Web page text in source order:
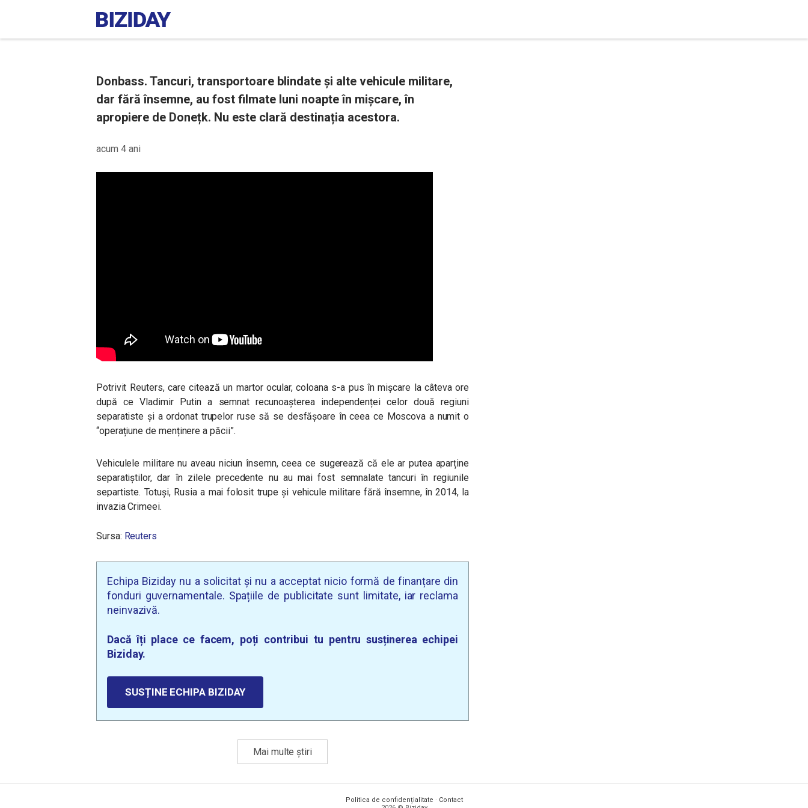
Donbass. Tancuri, transportoare blindate și alte vehicule militare,
dar fără însemne, au fost filmate luni noapte în mișcare, în
apropiere de Donețk. Nu este clară destinația acestora.
acum 4 ani
Potrivit Reuters, care citează un martor ocular, coloana s-a pus în mișcare la câteva ore
după ce Vladimir Putin a semnat recunoașterea independenței celor două regiuni
separatiste și a ordonat trupelor ruse să se desfășoare în ceea ce Moscova a numit o
“operațiune de menținere a păcii”.
Vehiculele militare nu aveau niciun însemn, ceea ce sugerează că ele ar putea aparține
separatiștilor, dar în zilele precedente nu au mai fost semnalate tancuri în regiunile
separtiste. Totuși, Rusia a mai folosit trupe și vehicule militare fără însemne, în 2014, la
invazia Crimeei.
Sursa: Reuters
Echipa Biziday nu a solicitat și nu a acceptat nicio formă de finanțare din
fonduri guvernamentale. Spațiile de publicitate sunt limitate, iar reclama
neinvazivă.
Dacă îți place ce facem, poți contribui tu pentru susținerea echipei
Biziday.
SUSȚINE ECHIPA BIZIDAY
Mai multe știri
Politica de confidențialitate · Contact